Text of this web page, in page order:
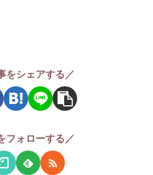
をシェアする／
フォローする／